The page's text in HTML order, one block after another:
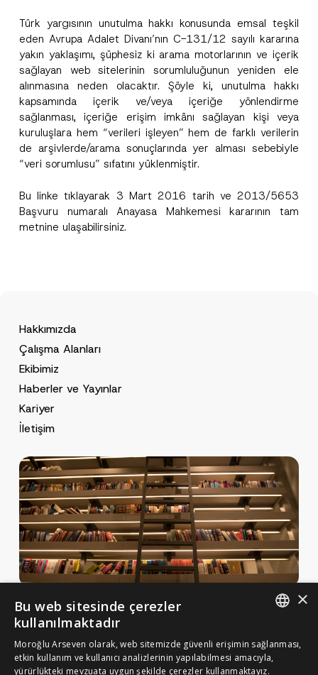
Türk yargısının unutulma hakkı konusunda emsal teşkil
eden Avrupa Adalet Divanı’nın C-131/12 sayılı kararına
yakın yaklaşımı, şüphesiz ki arama motorlarının ve içerik
sağlayan web sitelerinin sorumluluğunun yeniden ele
alınmasına neden olacaktır. Şöyle ki, unutulma hakkı
kapsamında içerik ve/veya içeriğe yönlendirme
sağlanması, içeriğe erişim imkânı sağlayan kişi veya
kuruluşlara hem “verileri işleyen” hem de farklı verilerin
de arşivlerde/arama sonuçlarında yer alması sebebiyle
“veri sorumlusu” sıfatını yüklenmiştir.
Bulinke tıklayarak 3 Mart 2016 tarih ve 2013/5653
Başvuru numaralı Anayasa Mahkemesi kararının tam
metnine ulaşabilirsiniz.
Hakkımızda
Çalışma Alanları
Ekibimiz
Haberler ve Yayınlar
Kariyer
İletişim
Haberler ve Yayınlar
MA Gazette
TURKISH
×
Bu web sitesinde çerezler
kullanılmaktadır
Moroğlu Arseven olarak, web sitemizde güvenli erişimin sağlanması,
etkin kullanım ve kullanıcı analizlerinin yapılabilmesi amacıyla,
yürürlükteki mevzuata uygun şekilde çerezler kullanmaktayız.